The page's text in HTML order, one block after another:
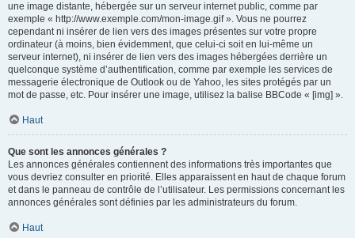
une image distante, hébergée sur un serveur internet public, comme par
exemple « http://www.exemple.com/mon-image.gif ». Vous ne pourrez
cependant ni insérer de lien vers des images présentes sur votre propre
ordinateur (à moins, bien évidemment, que celui-ci soit en lui-même un
serveur internet), ni insérer de lien vers des images hébergées derrière un
quelconque système d’authentification, comme par exemple les services de
messagerie électronique de Outlook ou de Yahoo, les sites protégés par un
mot de passe, etc. Pour insérer une image, utilisez la balise BBCode « [img] ».
Haut
Que sont les annonces générales ?
Les annonces générales contiennent des informations très importantes que
vous devriez consulter en priorité. Elles apparaissent en haut de chaque forum
et dans le panneau de contrôle de l’utilisateur. Les permissions concernant les
annonces générales sont définies par les administrateurs du forum.
Haut